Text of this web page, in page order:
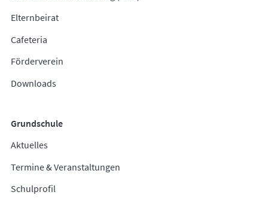
Elternbeirat
Cafeteria
Förderverein
Downloads
Grundschule
Aktuelles
Termine & Veranstaltungen
Schulprofil